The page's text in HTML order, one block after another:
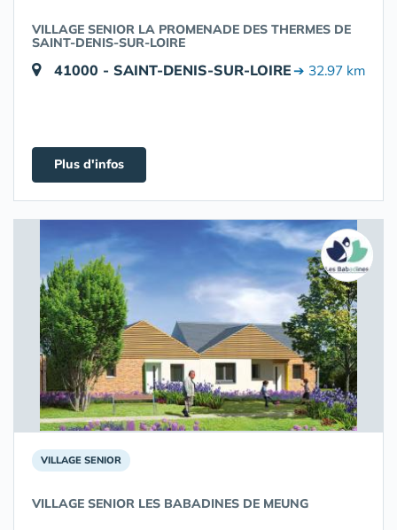
VILLAGE SENIOR LA PROMENADE DES THERMES DE
SAINT-DENIS-SUR-LOIRE
41000 - SAINT-DENIS-SUR-LOIRE➔ 32.97 km
Plus d'infos
VILLAGE SENIOR
VILLAGE SENIOR LES BABADINES DE MEUNG